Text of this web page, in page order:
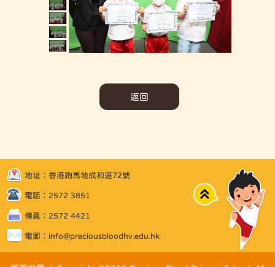
返回
地址：香港跑馬地成和道72號
電話：2572 3851
傳真：2572 4421
電郵： info@preciousbloodhv.edu.hk
Top